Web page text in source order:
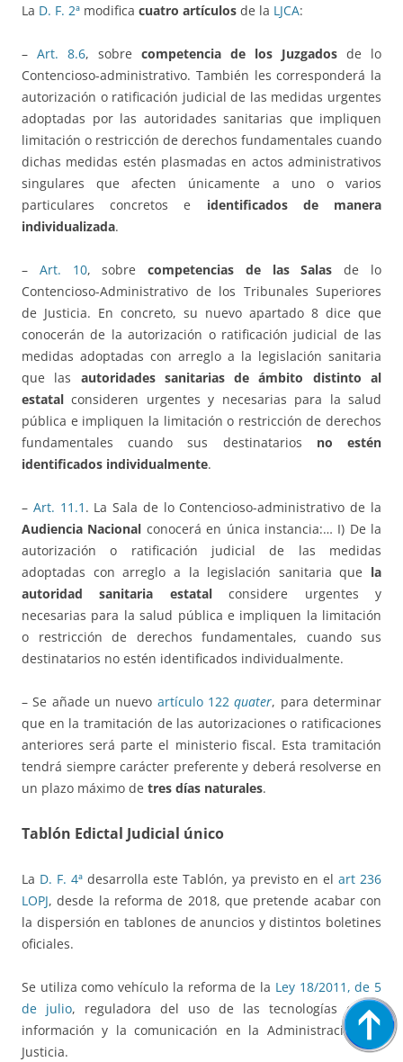
La D. F. 2ª modifica cuatro artículos de la LJCA:
– Art. 8.6, sobre competencia de los Juzgados de lo
Contencioso-administrativo. También les corresponderá la
autorización o ratificación judicial de las medidas urgentes
adoptadas por las autoridades sanitarias que impliquen
limitación o restricción de derechos fundamentales cuando
dichas medidas estén plasmadas en actos administrativos
singulares que afecten únicamente a uno o varios
particulares concretos e identificados de manera
individualizada.
– Art. 10, sobrecompetencias de las Salas de lo
Contencioso-Administrativo de los Tribunales Superiores
de Justicia. En concreto, su nuevo apartado 8 dice que
conocerán de la autorización o ratificación judicial de las
medidas adoptadas con arreglo a la legislación sanitaria
que las autoridades sanitarias de ámbito distinto al
estatal consideren urgentes y necesarias para la salud
pública e impliquen la limitación o restricción de derechos
fundamentales cuando sus destinatarios no estén
identificados individualmente.
– Art. 11.1 . La Sala de lo Contencioso-administrativo de la
Audiencia Nacional conocerá en única instancia:… I) De la
autorización o ratificación judicial de las medidas
adoptadas con arreglo a la legislación sanitaria que la
autoridad sanitaria estatalconsidere urgentes y
necesarias para la salud pública e impliquen la limitación
o restricción de derechos fundamentales, cuando sus
destinatarios no estén identificados individualmente.
– Se añade un nuevo artículo 122quater, para determinar
que en la tramitación de las autorizaciones o ratificaciones
anteriores será parte el ministerio fiscal. Esta tramitación
tendrá siempre carácter preferente y deberá resolverse en
un plazo máximo de tres días naturales.
Tablón Edictal Judicial único
La D. F. 4ª desarrolla este Tablón, ya previsto en el art 236
LOPJ, desde la reforma de 2018, que pretende acabar con
la dispersión en tablones de anuncios y distintos boletines
oficiales.
Se utiliza como vehículo la reforma de la Ley 18/2011, de 5
de julio, reguladora del uso de las tecnologías de la
información y la comunicación en la Administración de
Justicia.